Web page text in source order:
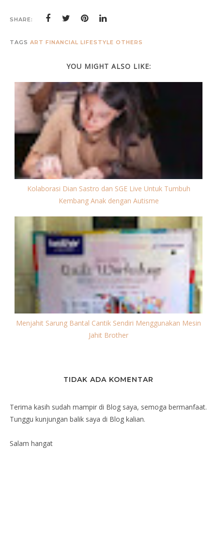
SHARE:
TAGS ART FINANCIAL LIFESTYLE OTHERS
YOU MIGHT ALSO LIKE:
Kolaborasi Dian Sastro dan SGE Live Untuk Tumbuh
Kembang Anak dengan Autisme
Menjahit Sarung Bantal Cantik Sendiri Menggunakan Mesin
Jahit Brother
TIDAK ADA KOMENTAR
Terima kasih sudah mampir di Blog saya, semoga bermanfaat.
Tunggu kunjungan balik saya di Blog kalian.
Salam hangat